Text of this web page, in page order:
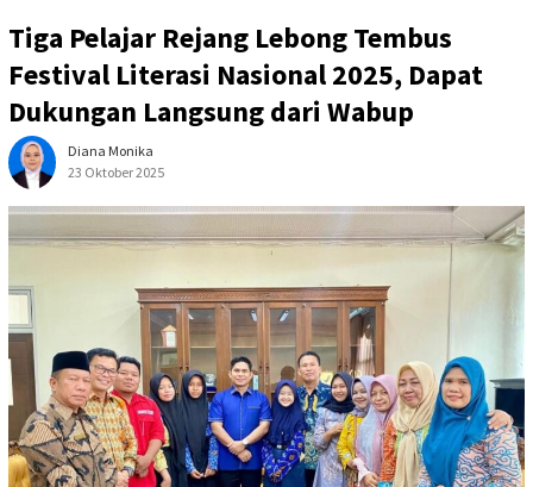
Tiga Pelajar Rejang Lebong Tembus
Festival Literasi Nasional 2025, Dapat
Dukungan Langsung dari Wabup
Diana Monika
23 Oktober 2025